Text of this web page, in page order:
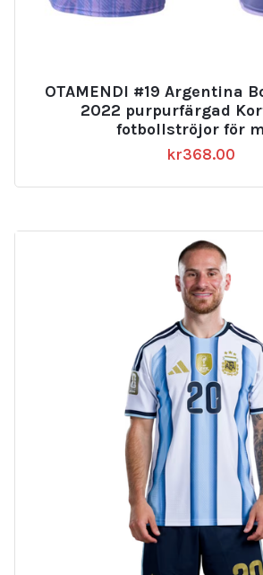
OTAMENDI #19 Argentina
2022 purpurfärgad
fotbollströjor för
kr368.00